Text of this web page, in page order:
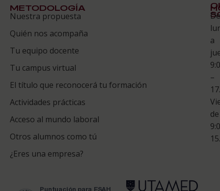
METODOLOGÍA
Nuestra propuesta
Quién nos acompaña
Tu equipo docente
Tu campus virtual
El título que reconocerá tu formación
Actividades prácticas
Acceso al mundo laboral
Otros alumnos como tú
¿Eres una empresa?
Te
De
a
–
de